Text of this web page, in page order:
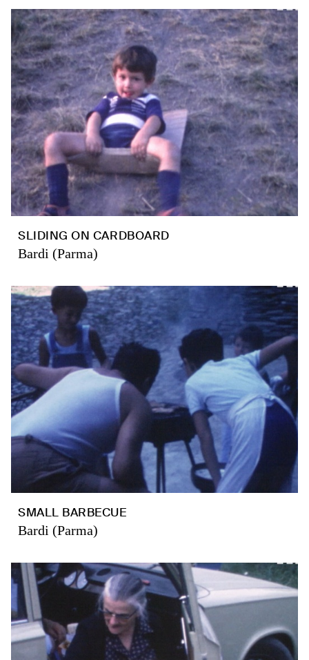
SLIDING ON CARDBOARD
Bardi (Parma)
SMALL BARBECUE
Bardi (Parma)